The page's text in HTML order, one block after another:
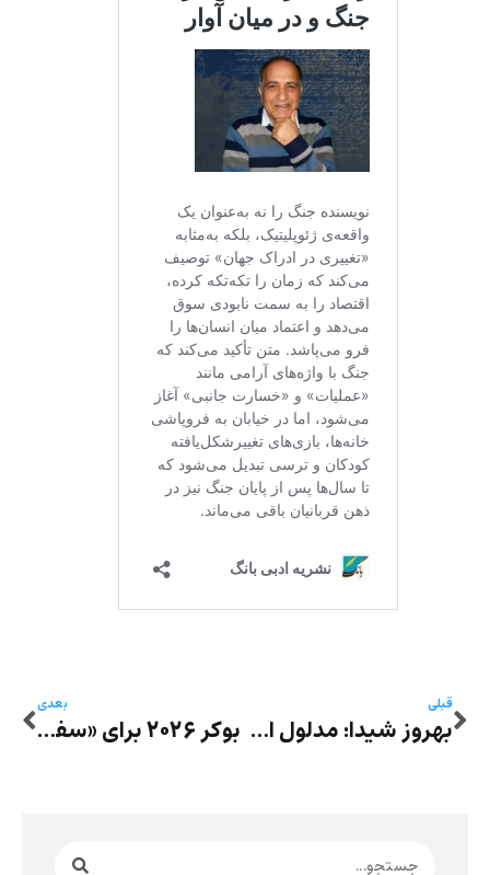
قبلی
بهروز شیدا: مدلول استعلایی، خودِ درد؛ متنِ بلند خاطراتِ زندان‌های سیاسی‌ی جمهوری‌ی اسلامی در دهه‌ی ۱۳۶۰ خورشیدی در یک نگاه
بعدی
بوکر ۲۰۲۶ برای «سفرنامه تایوان»: طعم استعمار، عشق ممنوعه و بازی متافیکشنال با قدرت